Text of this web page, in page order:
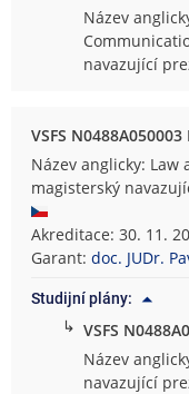
Název
navazující
VSFS N0488A050003
Název anglicky: Law
magisterský
Akreditace: 30. 11.
Garant:doc. JUDr.
Studijní plány:
↳ VSFS
Název
navazující